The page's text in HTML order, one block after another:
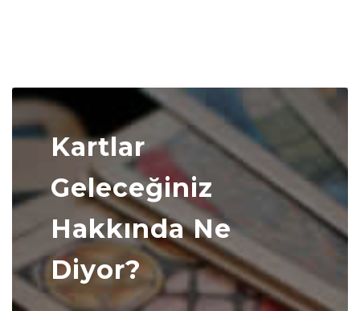
Kartlar
Geleceğiniz
Hakkında Ne
Diyor?